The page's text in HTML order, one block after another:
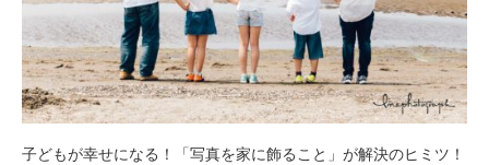
子どもが幸せになる！「写真を家に飾ること」が解決のヒミツ！